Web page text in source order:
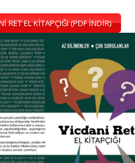
RET EL KİTAPÇIĞI (PDF İNDİR)